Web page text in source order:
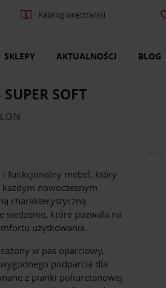
Katalog wnętrzarski
SKLEPY AKTUALNOŚCI BLOG
SOFT
i funkcjonalny mebel, który
nowoczesnym
charakterystyczną
siedzenie, które pozwala na
użytkowania.
w pas oparciowy,
podparcia dla
z pianki poliuretanowej